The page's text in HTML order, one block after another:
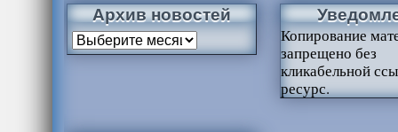
Архив новостей
Копирование
запрещено без
кликабельной
ресурс.